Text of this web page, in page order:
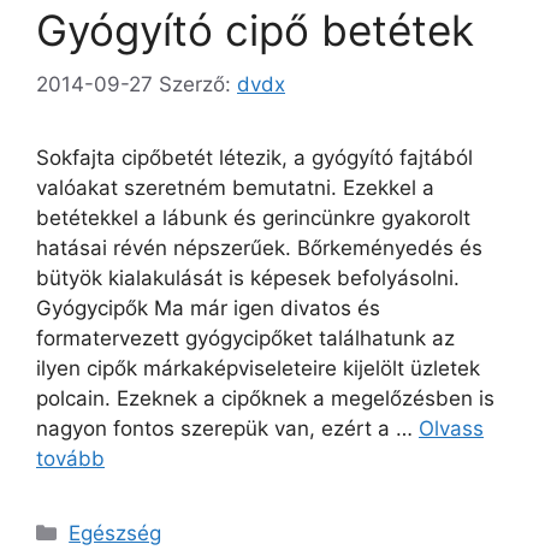
Gyógyító cipő betétek
2014-09-27 Szerző: dvdx
Sokfajta cipőbetét létezik, a gyógyító fajtából
valóakat szeretném bemutatni. Ezekkel a
betétekkel a lábunk és gerincünkre gyakorolt
hatásai révén népszerűek. Bőrkeményedés és
bütyök kialakulását is képesek befolyásolni.
Gyógycipők Ma már igen divatos és
formatervezett gyógycipőket találhatunk az
ilyen cipők márkaképviseleteire kijelölt üzletek
polcain. Ezeknek a cipőknek a megelőzésben is
nagyon fontos szerepük van, ezért a … Olvass
tovább
Kategória
Egészség